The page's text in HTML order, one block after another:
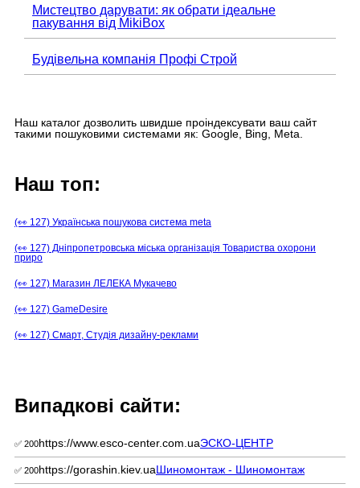
Мистецтво дарувати: як обрати ідеальне
пакування від MikiBox
Будівельна компанія Профі Строй
Наш каталог дозволить швидше проіндексувати ваш сайт
такими пошуковими системами як: Google, Bing, Meta.
Наш топ:
(👀 127) Українська пошукова система meta
(👀 127) Дніпропетровська міська організація Товариства охорони
приро
(👀 127) Магазин ЛЕЛЕКА Мукачево
(👀 127) GameDesire
(👀 127) Смарт, Студія дизайну-реклами
Випадкові сайти:
✅ 200https://www.esco-center.com.uaЭСКО-ЦЕНТР
✅ 200https://gorashin.kiev.uaШиномонтаж - Шиномонтаж